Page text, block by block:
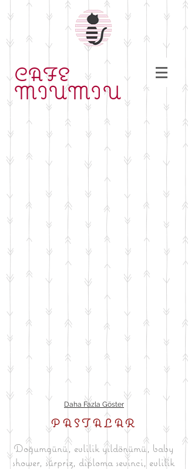
CAFE
MIUMIU
PASTALAR
Doğumgünü, evlilik yıldönümü, baby
shower, sürpriz, diploma sevinci, evlilik
Daha Fazla Göster